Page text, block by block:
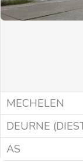
MECHELEN
DEURNE
AS